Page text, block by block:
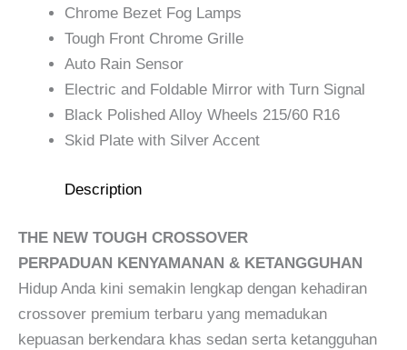
Chrome Bezet Fog Lamps
Tough Front Chrome Grille
Auto Rain Sensor
Electric and Foldable Mirror with Turn Signal
Black Polished Alloy Wheels 215/60 R16
Skid Plate with Silver Accent
Description
THE NEW TOUGH CROSSOVER
PERPADUAN KENYAMANAN & KETANGGUHAN
Hidup Anda kini semakin lengkap dengan kehadiran
crossover premium terbaru yang memadukan
kepuasan berkendara khas sedan serta ketangguhan